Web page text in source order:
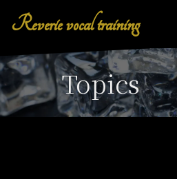
Reverie vocal training
Topics